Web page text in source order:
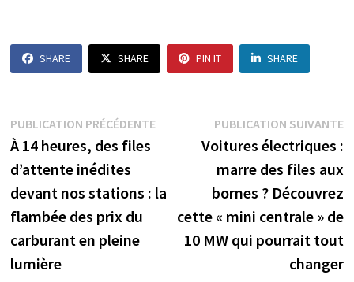
SHARE SHARE PIN IT SHARE
Navigation
de
l’article
PUBLICATION PRÉCÉDENTEPublication
précédente :
À 14 heures, des files
d’attente inédites
devant nos stations : la
flambée des prix du
carburant en pleine
lumière
PUBLICATION SUIVANTE
Voitures électriques :
marre des files aux
bornes ? Découvrez
cette « mini centrale » de
10 MW qui pourrait tout
changer